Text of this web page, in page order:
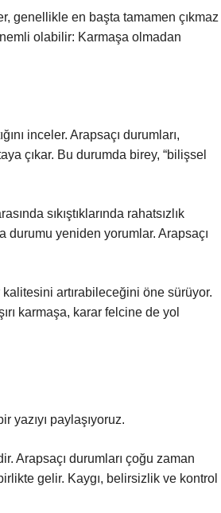
genellikle en başta tamamen çıkmaz
olabilir: Karmaşa olmadan
inceler. Arapsaçı durumları,
çıkar. Bu durumda birey, “bilişsel
sıkıştıklarında rahatsızlık
durumu yeniden yorumlar. Arapsaçı
artırabileceğini öne sürüyor.
karmaşa, karar felcine de yol
yazıyı paylaşıyoruz.
Arapsaçı durumları çoğu zaman
gelir. Kaygı, belirsizlik ve kontrol